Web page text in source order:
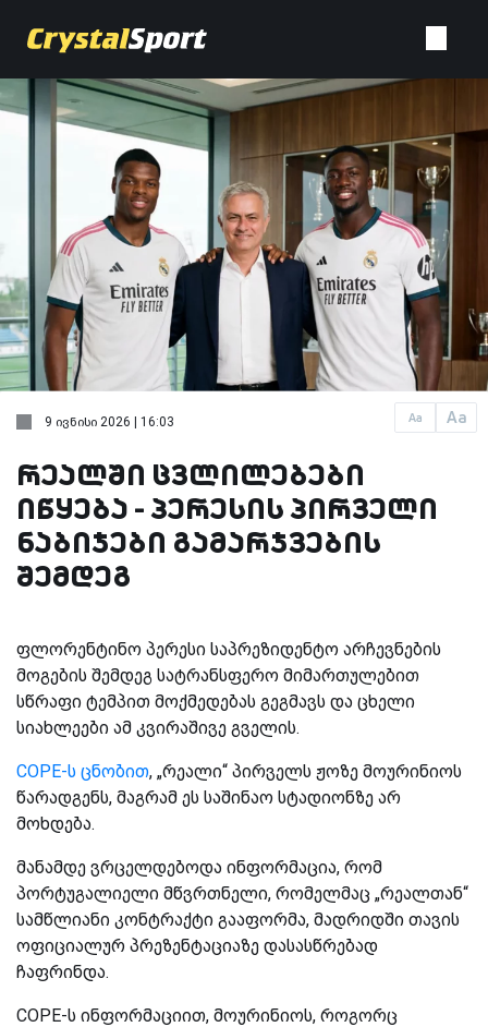
Aa Aa
9 ივნისი 2026 | 16:03
რეალში ცვლილებები
იწყება - პერესის პირველი
ნაბიჯები გამარჯვების
შემდეგ
ფლორენტინო პერესი საპრეზიდენტო არჩევნების
მოგების შემდეგ სატრანსფერო მიმართულებით
სწრაფი ტემპით მოქმედებას გეგმავს და ცხელი
სიახლეები ამ კვირაშივე გველის.
COPE-ს ცნობით, „რეალი“ პირველს ჟოზე მოურინიოს
წარადგენს, მაგრამ ეს საშინაო სტადიონზე არ
მოხდება.
მანამდე ვრცელდებოდა ინფორმაცია, რომ
პორტუგალიელი მწვრთნელი, რომელმაც „რეალთან“
სამწლიანი კონტრაქტი გააფორმა, მადრიდში თავის
ოფიციალურ პრეზენტაციაზე დასასწრებად
ჩაფრინდა.
COPE-ს ინფორმაციით, მოურინიოს, როგორც